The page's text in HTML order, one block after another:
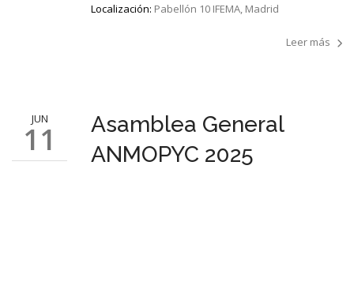
Localización: Pabellón 10 IFEMA, Madrid
Leer más
JUN
11
Asamblea General
ANMOPYC 2025